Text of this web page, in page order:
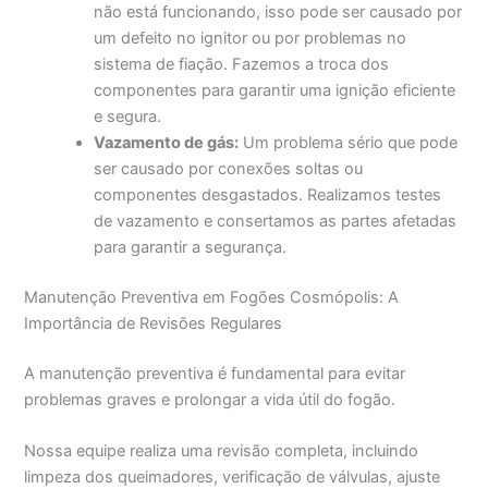
não está funcionando, isso pode ser causado por
um defeito no ignitor ou por problemas no
sistema de fiação. Fazemos a troca dos
componentes para garantir uma ignição eficiente
e segura.
Vazamento de gás: Um problema sério que pode
ser causado por conexões soltas ou
componentes desgastados. Realizamos testes
de vazamento e consertamos as partes afetadas
para garantir a segurança.
Manutenção Preventiva em Fogões Cosmópolis: A
Importância de Revisões Regulares
A manutenção preventiva é fundamental para evitar
problemas graves e prolongar a vida útil do fogão.
Nossa equipe realiza uma revisão completa, incluindo
limpeza dos queimadores, verificação de válvulas, ajuste